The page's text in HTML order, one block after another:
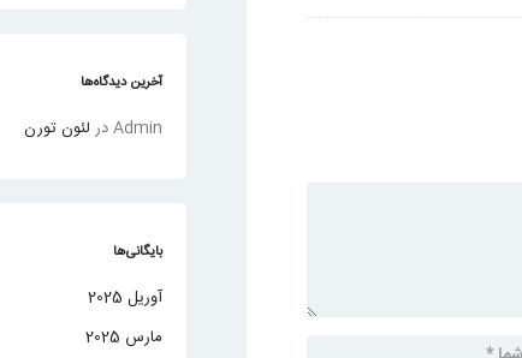
آخرین دیدگاه‌ها
Adminدر لئون تورن
بایگانی‌ها
آوریل 2025
مارس 2025